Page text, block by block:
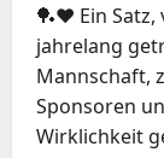
🏓❤️ Ein Satz,
jahrelang
Mannschaft,
Sponsoren
Wirklichkeit